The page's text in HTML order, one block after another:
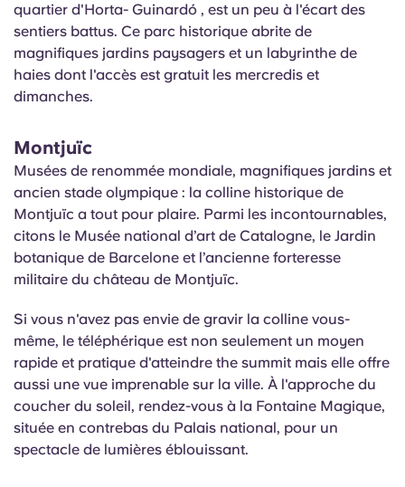
quartier d'Horta- Guinardó , est un peu à l'écart des
sentiers battus. Ce parc historique abrite de
magnifiques jardins paysagers et un labyrinthe de
haies dont l'accès est gratuit les mercredis et
dimanches.
Montjuïc
Musées de renommée mondiale, magnifiques jardins et
ancien stade olympique : la colline historique de
Montjuïc a tout pour plaire. Parmi les incontournables,
citons le Musée national d’art de Catalogne, le Jardin
botanique de Barcelone et l’ancienne forteresse
militaire du château de Montjuïc.
Si vous n'avez pas envie de gravir la colline vous-
même, le téléphérique est non seulement un moyen
rapide et pratique d'atteindre the summit mais elle offre
aussi une vue imprenable sur la ville. À l'approche du
coucher du soleil, rendez-vous à la Fontaine Magique,
située en contrebas du Palais national, pour un
spectacle de lumières éblouissant.